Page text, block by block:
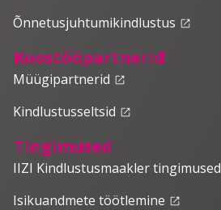
Õnnetusjuhtumikindlustus launch
Koostööpartnerid
Müügipartnerid launch
Kindlustusseltsid launch
Tingimused
IIZI Kindlustusmaakler tingimused
Isikuandmete töötlemine launch